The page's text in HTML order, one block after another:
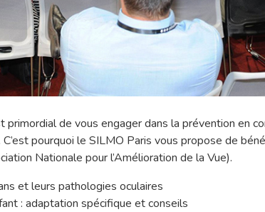
primordial de vous engager dans la prévention en
pourquoi le SILMO Paris vous propose de
Nationale pour l’Amélioration de la Vue).
et leurs pathologies oculaires
: adaptation spécifique et conseils